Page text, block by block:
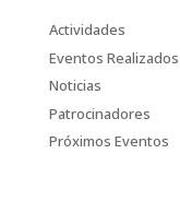
Actividades
Eventos Realizados
Noticias
Patrocinadores
Próximos Eventos